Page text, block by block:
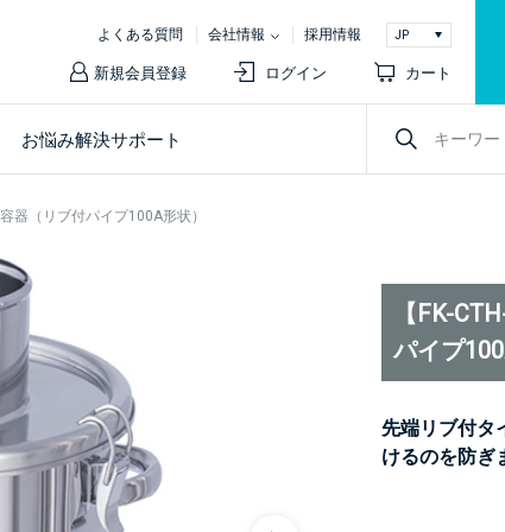
よくある質問 会社情報 採用情報
新規会員登録 ログイン カート
お悩み解決サポート
器（リブ付パイプ100A形状）
【FK-
パイプ
先端リブ付タ
けるのを防ぎ